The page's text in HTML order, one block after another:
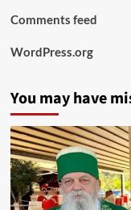
Comments feed
WordPress.org
You may have